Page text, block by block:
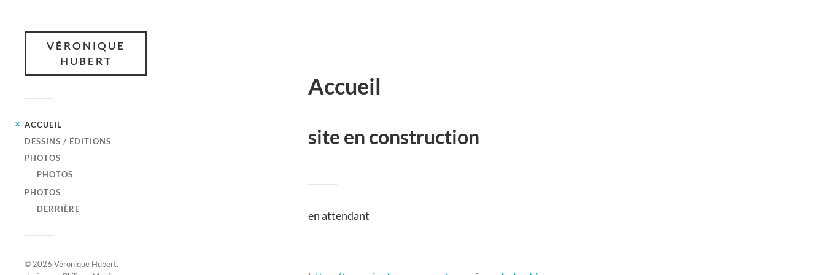
VÉRONIQUE
HUBERT
ACCUEIL
DESSINS / ÉDITIONS
PHOTOS
PHOTOS
PHOTOS
DERRIÈRE
© 2026 Véronique Hubert.
Accueil
site en construction
en attendant